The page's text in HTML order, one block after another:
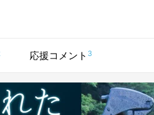
応援コメント 3